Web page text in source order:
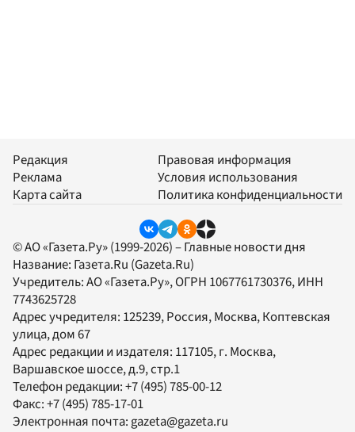
Редакция
Реклама
Карта сайта
Правовая информация
Условия использования
Политика конфиденциальности
© АО «Газета.Ру» (1999-2026) – Главные новости дня
Название: Газета.Ru (Gazeta.Ru)
Учредитель:АО «Газета.Ру», ОГРН 1067761730376, ИНН
7743625728
Адрес учредителя: 125239, Россия, Москва, Коптевская
улица, дом 67
Адрес редакции и издателя: 117105, г. Москва,
Варшавское шоссе, д.9, стр.1
Телефон редакции:+7 (495) 785-00-12
Факс:+7 (495) 785-17-01
Электронная почта: gazeta@gazeta.ru